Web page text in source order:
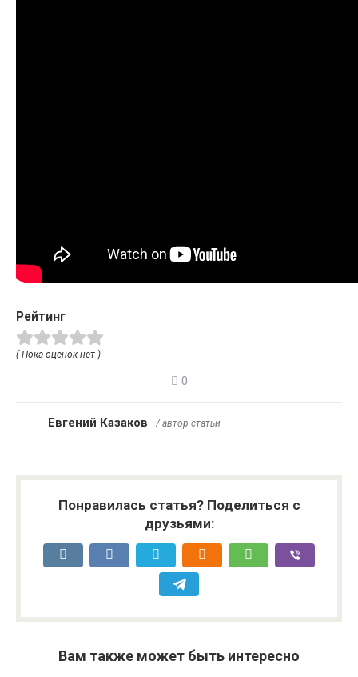
Рейтинг
( Пока оценок нет )
0
Евгений Казаков / автор статьи
Понравилась статья? Поделиться с
друзьями:
Вам также может быть интересно